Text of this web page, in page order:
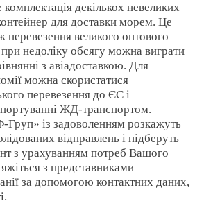
комплектація декількох невеликих
для доставки морем. Це
великого оптового
недоліку обсягу можна виграти
з авіадоставкою. Для
можна скористатися
перевезення до ЄС і
ЖД-транспортом.
Груп» із задоволенням розкажуть
відправлень і підберуть
з урахуванням потреб Вашого
з представниками
за допомогою контактних даних,